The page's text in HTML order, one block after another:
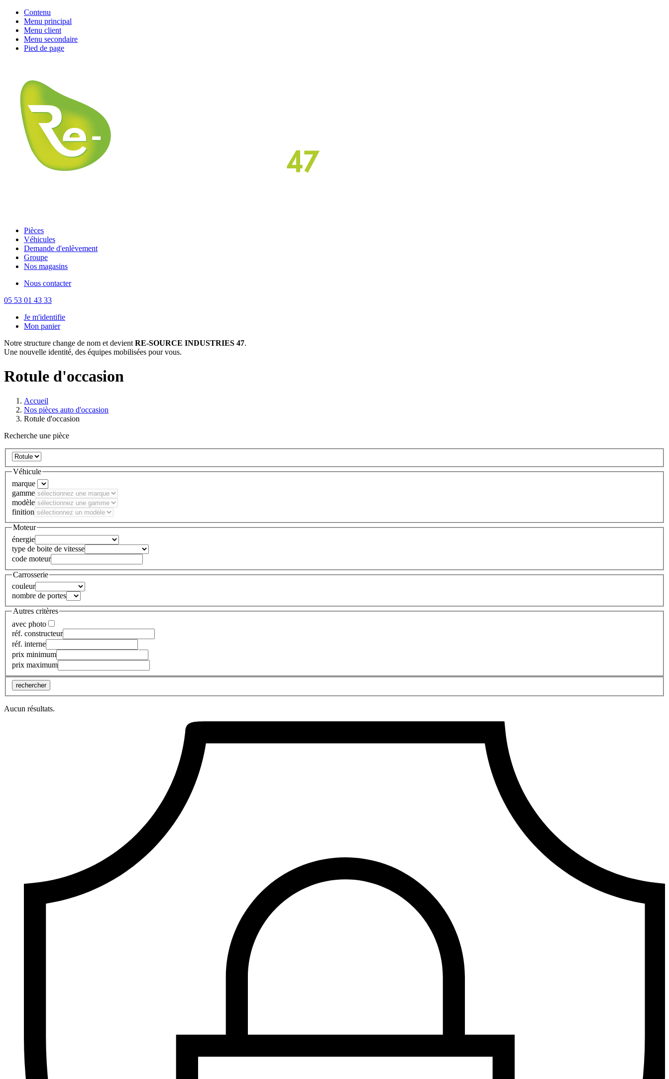
Contenu
Menu principal
Menu client
Menu secondaire
Pied de page
Pièces
Véhicules
Demande d'enlèvement
Groupe
Nos magasins
Nous contacter
05 53 01 43 33
Je m'identifie
Mon panier
Notre structure change de nom et devient RE-SOURCE INDUSTRIES 47.
Une nouvelle identité, des équipes mobilisées pour vous.
Rotule d'occasion
Accueil
Nos pièces auto d'occasion
Rotule d'occasion
Recherche une pièce
Véhicule
marque
gamme
modèle
finition
Moteur
énergie
type de boite de vitesse
code moteur
Carrosserie
couleur
nombre de portes
Autres critères
avec photo
réf. constructeur
réf. interne
prix minimum
prix maximum
rechercher
Aucun résultats.